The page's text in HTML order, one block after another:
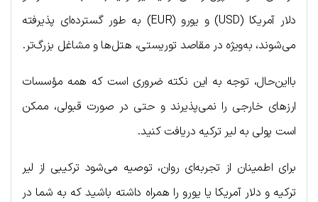
دلار آمریکا (USD) و یورو (EUR) به طور گسترده‌ای پذیرفته
می‌شوند، به‌ویژه در مقاصد توریستی، هتل‌ها و مشاغل بزرگ‌تر.
بااین‌حال، توجه به این نکته ضروری است که همه مؤسسات
ارزهای خارجی را نمی‌پذیرند و حتی در صورت قبولی، ممکن
است پولی به لیر ترکیه دریافت کنید.
برای اطمینان از تجربه‌ای روان، توصیه می‌شود ترکیبی از لیر
ترکیه و دلار آمریکا یا یورو را همراه داشته باشید که به شما در